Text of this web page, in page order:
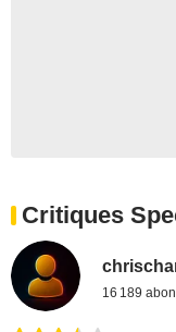
Critiques
16 189